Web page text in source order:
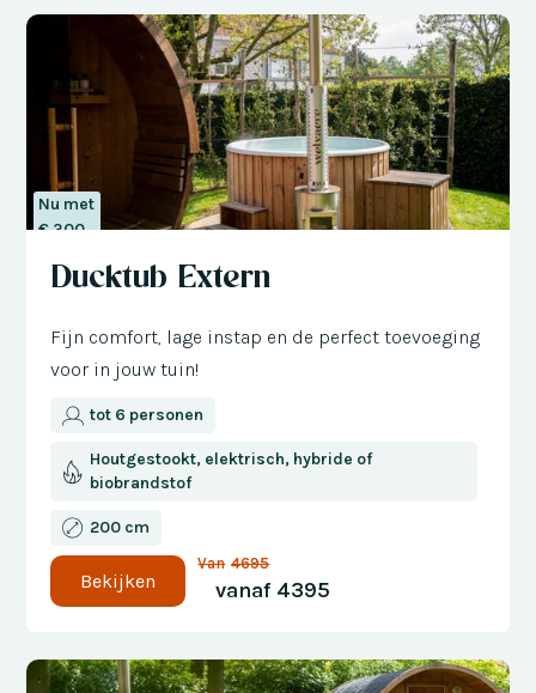
Nu met
€ 300
Ducktub Extern
Fijn comfort, lage instap en de perfect toevoeging
voor in jouw tuin!
tot 6 personen
Houtgestookt, elektrisch, hybride of
biobrandstof
200 cm
Bekijken
Van 4695
vanaf 4395